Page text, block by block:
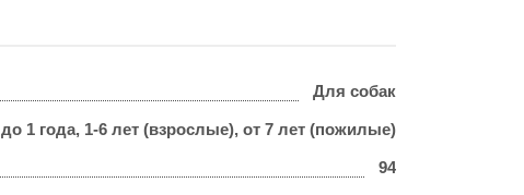
Для собак
до 1 года, 1-6 лет (взрослые), от 7 лет (пожилые)
94